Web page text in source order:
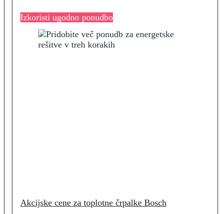
Izkoristi ugodno ponudbo
Akcijske cene za toplotne črpalke Bosch